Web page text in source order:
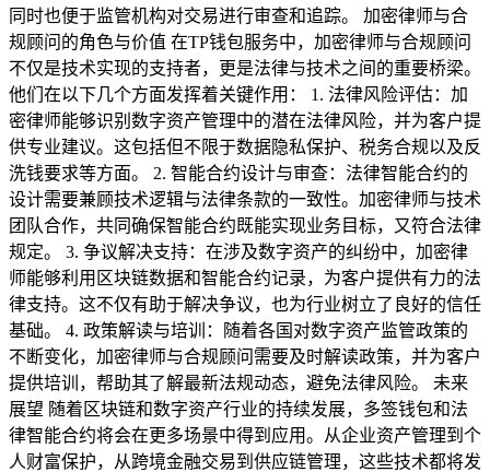
同时也便于监管机构对交易进行审查和追踪。 加密律师与合
规顾问的角色与价值 在TP钱包服务中，加密律师与合规顾问
不仅是技术实现的支持者，更是法律与技术之间的重要桥梁。
他们在以下几个方面发挥着关键作用： 1. 法律风险评估：加
密律师能够识别数字资产管理中的潜在法律风险，并为客户提
供专业建议。这包括但不限于数据隐私保护、税务合规以及反
洗钱要求等方面。 2. 智能合约设计与审查：法律智能合约的
设计需要兼顾技术逻辑与法律条款的一致性。加密律师与技术
团队合作，共同确保智能合约既能实现业务目标，又符合法律
规定。 3. 争议解决支持：在涉及数字资产的纠纷中，加密律
师能够利用区块链数据和智能合约记录，为客户提供有力的法
律支持。这不仅有助于解决争议，也为行业树立了良好的信任
基础。 4. 政策解读与培训：随着各国对数字资产监管政策的
不断变化，加密律师与合规顾问需要及时解读政策，并为客户
提供培训，帮助其了解最新法规动态，避免法律风险。 未来
展望 随着区块链和数字资产行业的持续发展，多签钱包和法
律智能合约将会在更多场景中得到应用。从企业资产管理到个
人财富保护，从跨境金融交易到供应链管理，这些技术都将发